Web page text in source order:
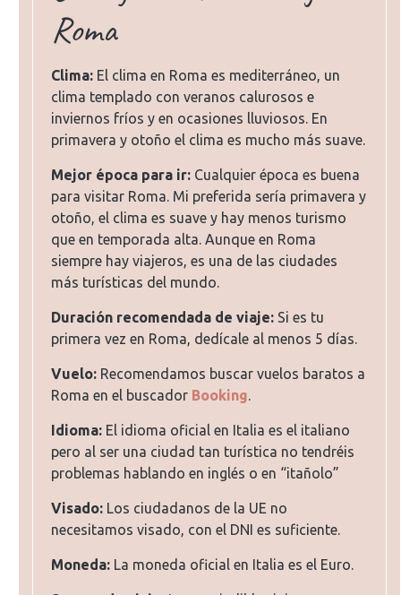
Roma
Clima: El clima en Roma es mediterráneo, un
clima templado con veranos calurosos e
inviernos fríos y en ocasiones lluviosos. En
primavera y otoño el clima es mucho más suave.
Mejor época para ir: Cualquier época es buena
para visitar Roma. Mi preferida sería primavera y
otoño, el clima es suave y hay menos turismo
que en temporada alta. Aunque en Roma
siempre hay viajeros, es una de las ciudades
más turísticas del mundo.
Duración recomendada de viaje: Si es tu
primera vez en Roma, dedícale al menos 5 días.
Vuelo: Recomendamos buscar vuelos baratos a
Roma en el buscador Booking.
Idioma: El idioma oficial en Italia es el italiano
pero al ser una ciudad tan turística no tendréis
problemas hablando en inglés o en “itañolo”
Visado: Los ciudadanos de la UE no
necesitamos visado, con el DNI es suficiente.
Moneda: La moneda oficial en Italia es el Euro.